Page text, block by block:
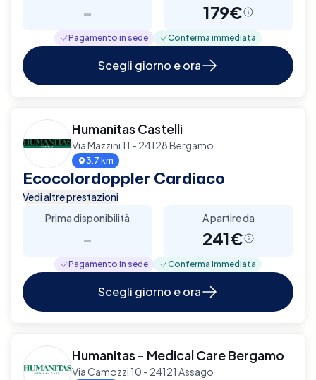
- 179€
Pagamento in sede Conferma immediata
Scegli giorno e ora
Humanitas Castelli
Via Mazzini 11 - 24128 Bergamo
3.7 km
Ecocolordoppler Cardiaco
Vedi altre prestazioni
Prima disponibilità
-
A partire da
241€
Pagamento in sede Conferma immediata
Scegli giorno e ora
Humanitas - Medical Care Bergamo
Via Camozzi 10 - 24121 Assago